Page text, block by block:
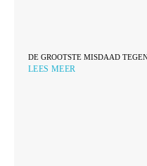
DE GROOTSTE MISDAAD
LEES MEER